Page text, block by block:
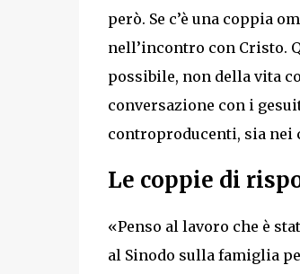
però. Se c’è una coppia
nell’incontro con Cristo.
possibile, non della vita
conversazione con i
controproducenti, sia nei
Le coppie di
«Penso al lavoro che è
al Sinodo sulla famiglia